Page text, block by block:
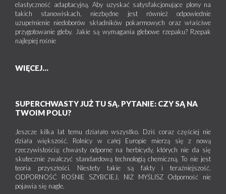
elastyczność adaptacyjną. Aby uzyskać satysfakcjonujące plony na
takich stanowiskach, niezbędne jest również odpowiednie
uzupełnienie niedoborów składników pokarmowych oraz właściwe
przygotowanie gleby. Jakie są wymagania glebowe rzepaku? Rzepak
najlepiej rośnie
WIĘCEJ...
SUPERCHWASTY JUŻ TU SĄ. PYTANIE: CZY SĄ NA
TWOIM POLU?
Jeszcze kilka lat temu działało wszystko. Dziś coraz częściej nie
działa większość. Rolnicy w całej Europie mierzą się z nową
rzeczywistością: chwasty odporne na herbicydy, których nie da się
skutecznie zwalczyć standardową technologią chemiczną. To nie jest
teoria przyszłości. Niestety takie są fakty i teraźniejszość.
ODPORNOŚĆ ROŚNIE SZYBCIEJ, NIŻ MYŚLISZ Odporność nie
pojawia się nagle.